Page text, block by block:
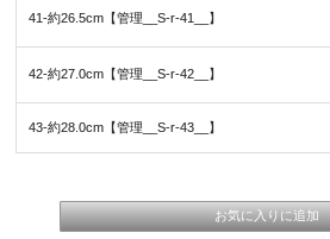
41-約26.5cm【管理__S-r-41__】
42-約27.0cm【管理__S-r-42__】
43-約28.0cm【管理__S-r-43__】